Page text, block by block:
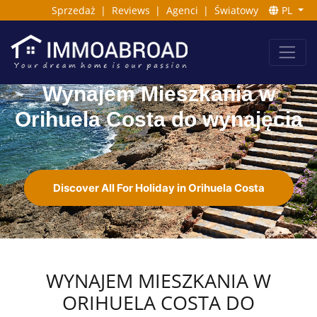
Sprzedaż | Reviews | Agenci | Światowy PL
Wynajem Mieszkania w
Orihuela Costa do wynajęcia
Discover All For Holiday in Orihuela Costa
WYNAJEM MIESZKANIA W
ORIHUELA COSTA DO